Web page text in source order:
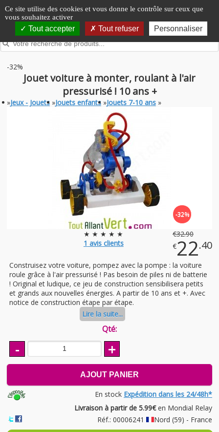
Panneau de gestion des cookies
Ce site utilise des cookies et vous donne le contrôle sur ceux que
vous souhaitez activer
Tout accepter Tout refuser Personnaliser
-32%
Jouet voiture à monter, roulant à l'air
pressurisé ! 10 ans +
»Jeux - Jouets »Jouets enfants »Jouets 7-10 ans »
★ ★ ★ ★ ★
1 avis clients
-32%
€32.90
€22.40
Construisez votre voiture, pompez avec la pompe : la voiture
roule grâce à l'air pressurisé ! Pas besoin de piles ni de batterie
! Original et ludique, ce jeu de construction sensibilisera petits
et grands aux nouvelles énergies. A partir de 10 ans et +. Avec
notice de construction étape par étape.
Lire la suite...
Qté:
- +
AJOUT PANIER
En stock Expédition dans les 24/48h*
Livraison à partir de 5.99€en Mondial Relay
Réf.: 00006241
Nord (59) - France